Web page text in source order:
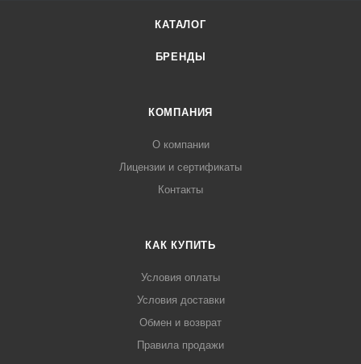
КАТАЛОГ
БРЕНДЫ
КОМПАНИЯ
О компании
Лицензии и сертификаты
Контакты
КАК КУПИТЬ
Условия оплаты
Условия доставки
Обмен и возврат
Правила продажи